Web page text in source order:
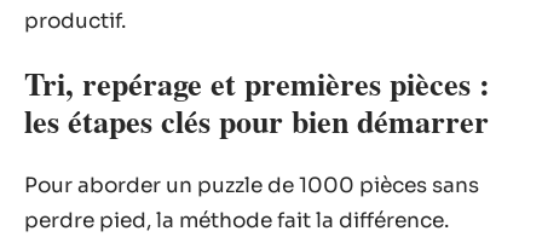
productif.
Tri, repérage et premières pièces :
les étapes clés pour bien démarrer
Pour aborder un puzzle de 1000 pièces sans
perdre pied, la méthode fait la différence.